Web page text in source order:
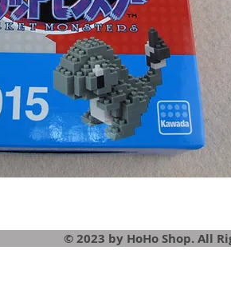
© 2023 by HoHo Shop. All